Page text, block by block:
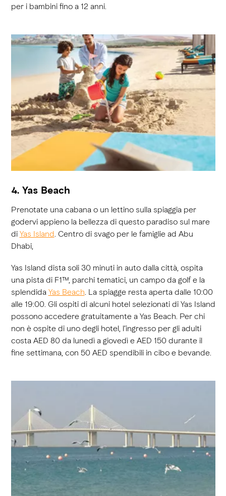
per i bambini fino a 12 anni.
4. Yas Beach
Prenotate una cabana o un lettino sulla spiaggia per
godervi appieno la bellezza di questo paradiso sul mare
di Yas Island . Centro di svago per le famiglie ad Abu
Dhabi,
Yas Island dista soli 30 minuti in auto dalla città, ospita
una pista di F1™, parchi tematici, un campo da golf e la
splendida Yas Beach. La spiagge resta aperta dalle 10:00
alle 19:00. Gli ospiti di alcuni hotel selezionati di Yas Island
possono accedere gratuitamente a Yas Beach. Per chi
non è ospite di uno degli hotel, l’ingresso per gli adulti
costa AED 80 da lunedì a giovedì e AED 150 durante il
fine settimana, con 50 AED spendibili in cibo e bevande.